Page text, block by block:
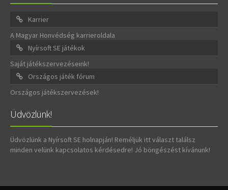
Karrier
A Magyar Honvédség karrieroldala
Nyírsoft SE játékok
Saját játékszervezéseink!
Országos játék fórum
Országos játékszervezések!
Üdvözlünk!
Üdvözlünk a Nyírsoft SE holnapján! Reméljük itt választ találsz
minden velünk kapcsolatos kérdésedre! Jó böngészést kívánunk!